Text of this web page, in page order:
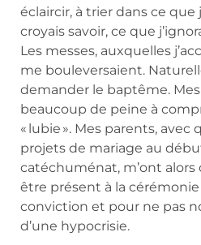
éclaircir, à trier dans ce que
croyais savoir, ce que
Les messes, auxquelles
me bouleversaient.
demander le baptême.
beaucoup de peine à
« lubie ». Mes parents, avec
projets de mariage au
catéchuménat, m’ont alors
être présent à la
conviction et pour ne pas
d’une hypocrisie.